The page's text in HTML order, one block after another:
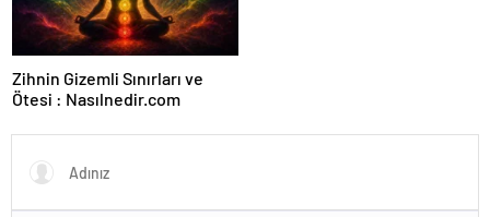
Zihnin Gizemli Sınırları ve
Ötesi : Nasılnedir.com